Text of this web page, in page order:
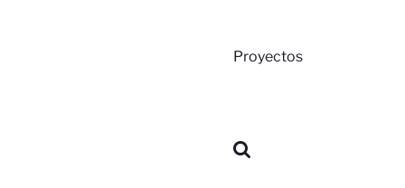
Proyectos